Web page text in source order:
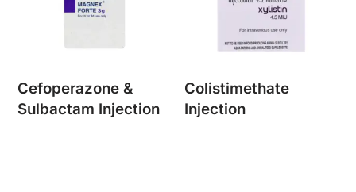
Cefoperazone &
Sulbactam Injection
Colistimethate
Injection